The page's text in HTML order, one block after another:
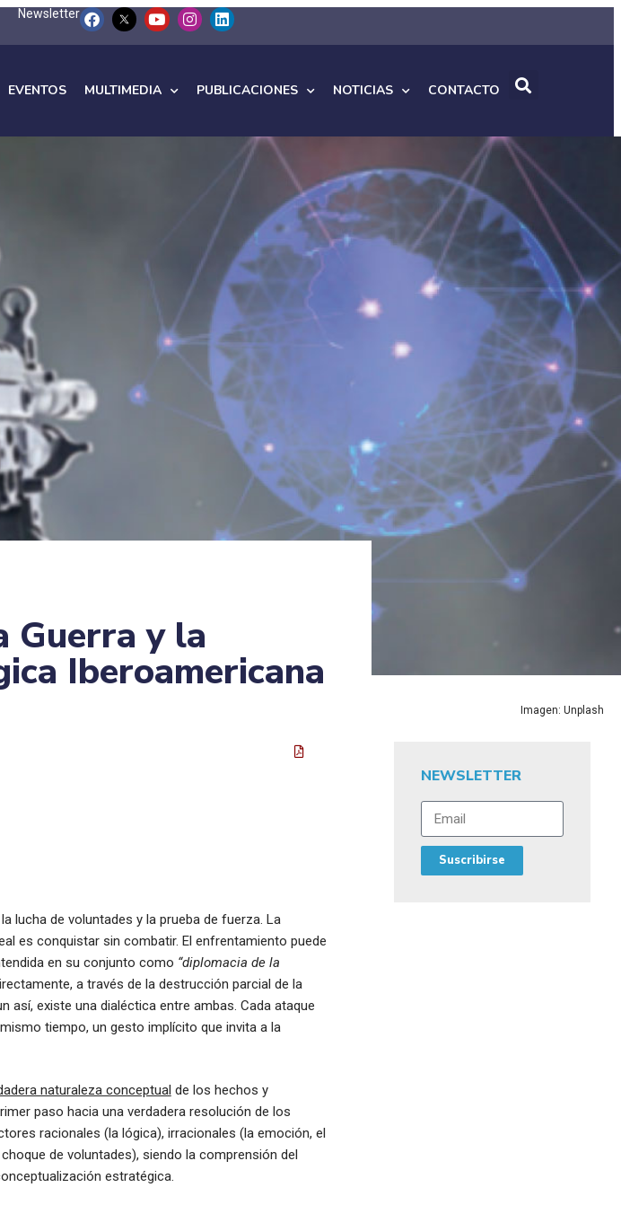
Newsletter
EVENTOS MULTIMEDIA PUBLICACIONES NOTICIAS CONTACTO
Guerra y la
Iberoamericana
lucha de voluntades y la prueba de fuerza. La
es conquistar sin combatir. El enfrentamiento puede
en su conjunto como “diplomacia de la
a través de la destrucción parcial de la
así, existe una dialéctica entre ambas. Cada ataque
tiempo, un gesto implícito que invita a la
naturaleza conceptual de los hechos y
paso hacia una verdadera resolución de los
racionales (la lógica), irracionales (la emoción, el
de voluntades), siendo la comprensión del
estratégica.
Imagen: Unplash
NEWSLETTER
Suscribirse